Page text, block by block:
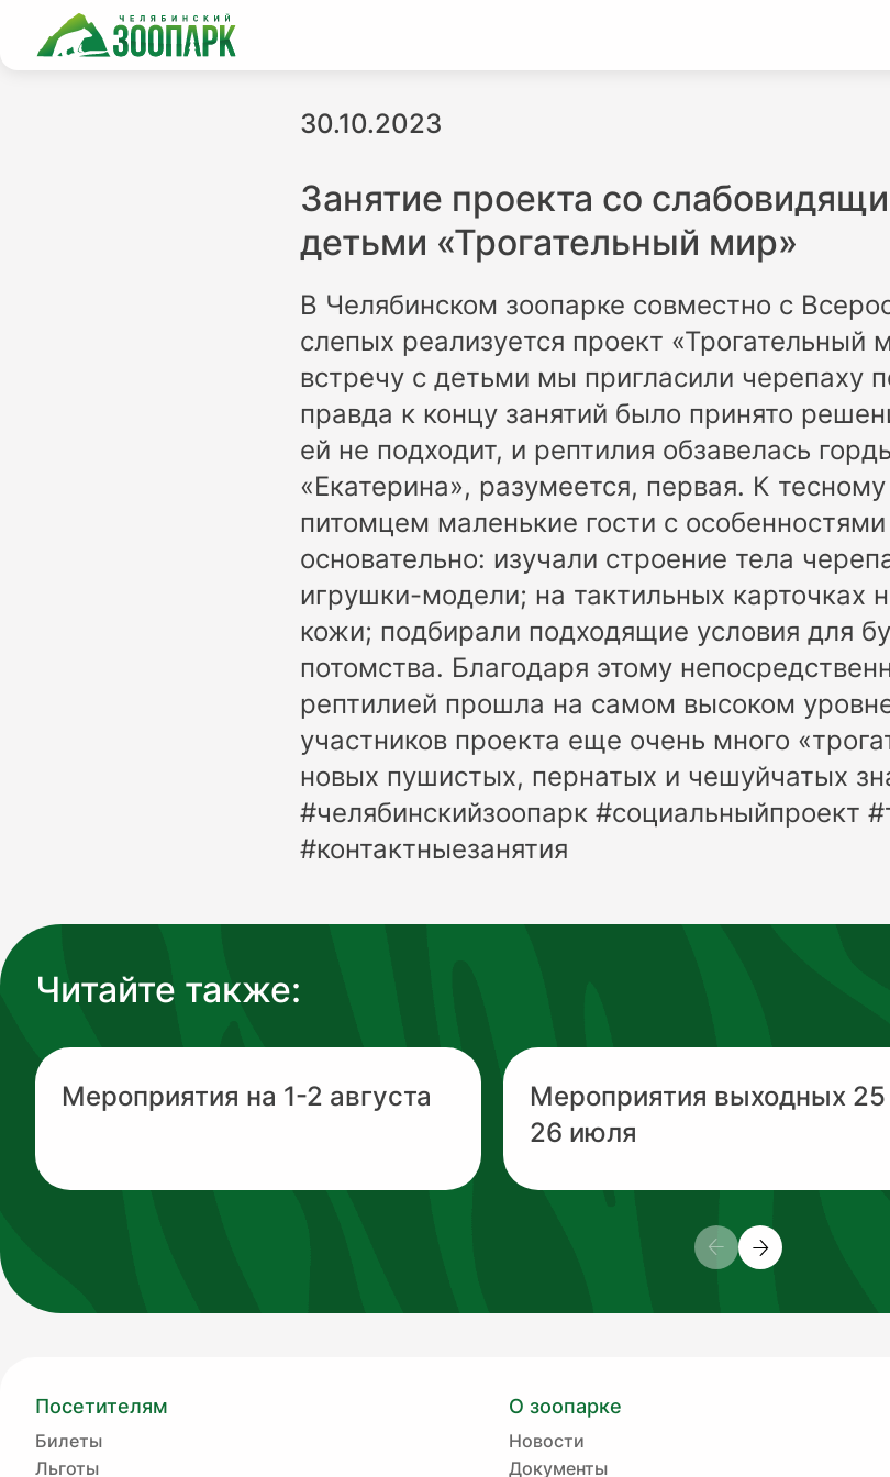
30.10.2023
Занятие проекта со
детьми «Трогательный мир»
В Челябинском зоопарке совместно с
слепых реализуется проект
встречу с детьми мы пригласили черепаху
правда к концу занятий было принято
ей не подходит, и рептилия обзавелась
«Екатерина», разумеется, первая. К
питомцем маленькие гости с особенностями
основательно: изучали строение тела
игрушки-модели; на тактильных карточках
кожи; подбирали подходящие условия для
потомства. Благодаря этому
рептилией прошла на самом высоком
участников проекта еще очень много
новых пушистых, пернатых и чешуйчатых
#челябинскийзоопарк #социальныйпроект
#контактныезанятия
Читайте также:
Мероприятия на 1-2 августа
Мероприятия выходных 25
26 июля
Посетителям
Билеты
Льготы
О зоопарке
Новости
Документы